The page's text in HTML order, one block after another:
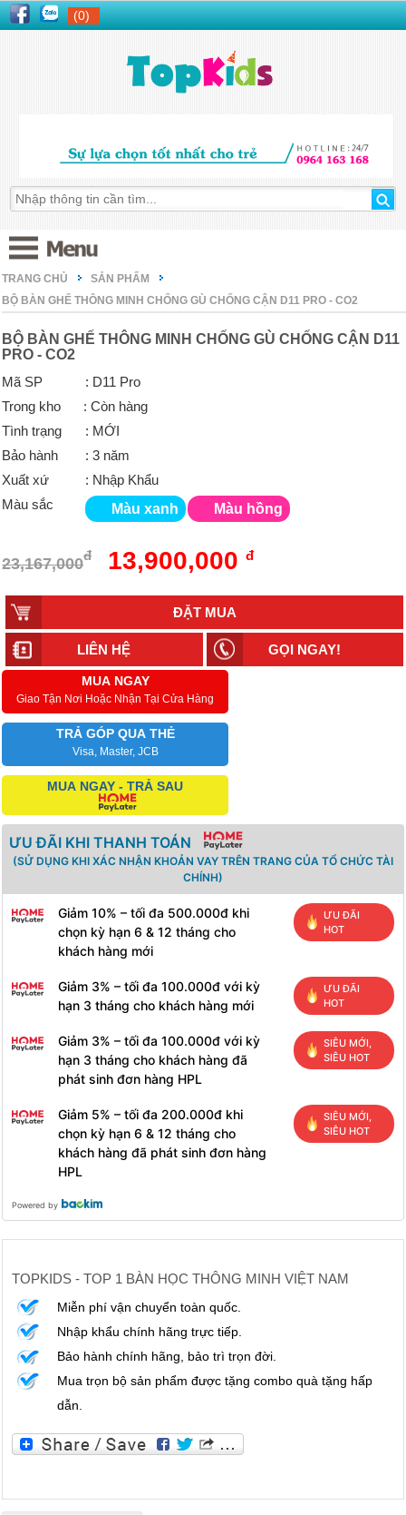
(0)
TRANG CHỦ
SẢN PHẨM
BỘ BÀN GHẾ THÔNG MINH CHỐNG GÙ CHỐNG CẬN D11 PRO - CO2
BỘ BÀN GHẾ THÔNG MINH CHỐNG GÙ CHỐNG CẬN D11
PRO - CO2
Mã SP
: D11 Pro
Trong kho
: Còn hàng
Tình trạng
: MỚI
Bảo hành
: 3 năm
Xuất xứ
: Nhập Khẩu
Màu sắc
Màu xanh Màu hồng
23,167,000đ 13,900,000 đ
LIÊN HỆ GỌI NGAY!
MUA NGAY
Giao Tận Nơi Hoặc Nhận Tại Cửa Hàng
TRẢ GÓP QUA THẺ
Visa, Master, JCB
MUA NGAY - TRẢ SAU
ƯU ĐÃI KHI THANH TOÁN
(SỬ DỤNG KHI XÁC NHẬN KHOẢN VAY TRÊN TRANG CỦA TỔ CHỨC TÀI
CHÍNH)
Giảm 10% – tối đa 500.000đ khi
chọn kỳ hạn 6 & 12 tháng cho
khách hàng mới
ƯU ĐÃI
HOT
Giảm 3% – tối đa 100.000đ với kỳ
hạn 3 tháng cho khách hàng mới
ƯU ĐÃI
HOT
Giảm 3% – tối đa 100.000đ với kỳ
hạn 3 tháng cho khách hàng đã
phát sinh đơn hàng HPL
SIÊU MỚI,
SIÊU HOT
Giảm 5% – tối đa 200.000đ khi
chọn kỳ hạn 6 & 12 tháng cho
khách hàng đã phát sinh đơn hàng
HPL
SIÊU MỚI,
SIÊU HOT
Powered by
TOPKIDS - TOP 1 BÀN HỌC THÔNG MINH VIỆT NAM
Miễn phí vận chuyển toàn quốc.
Nhập khẩu chính hãng trực tiếp.
Bảo hành chính hãng, bảo trì trọn đời.
Mua trọn bộ sản phẩm được tặng combo quà tặng hấp
dẫn.